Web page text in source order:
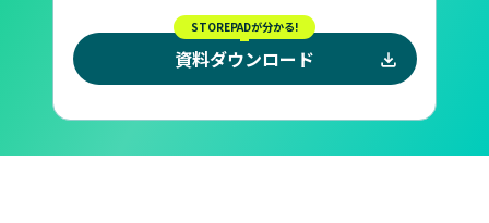
STOREPADが分かる!
資料ダウンロード